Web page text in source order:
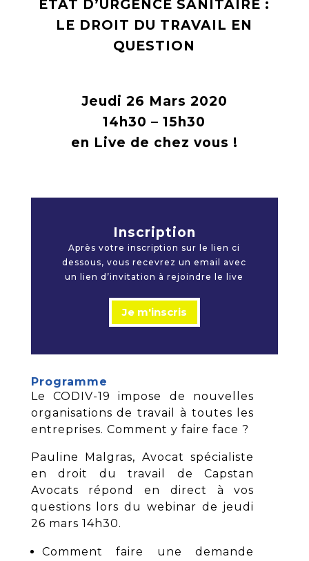
ETAT D’URGENCE SANITAIRE :
LE DROIT DU TRAVAIL EN
QUESTION
Jeudi 26 Mars 2020
14h30 – 15h30
en Live de chez vous !
Inscription
Après votre inscription sur le lien ci
dessous, vous recevrez un email avec
un lien d’invitation à rejoindre le live
Je m'inscris
Programme
Le CODIV-19 impose de nouvelles
organisations de travail à toutes les
entreprises. Comment y faire face ?
Pauline Malgras, Avocat spécialiste
en droit du travail de Capstan
Avocats répond en direct à vos
questions lors du webinar de jeudi
26 mars 14h30.
Comment faire une demande